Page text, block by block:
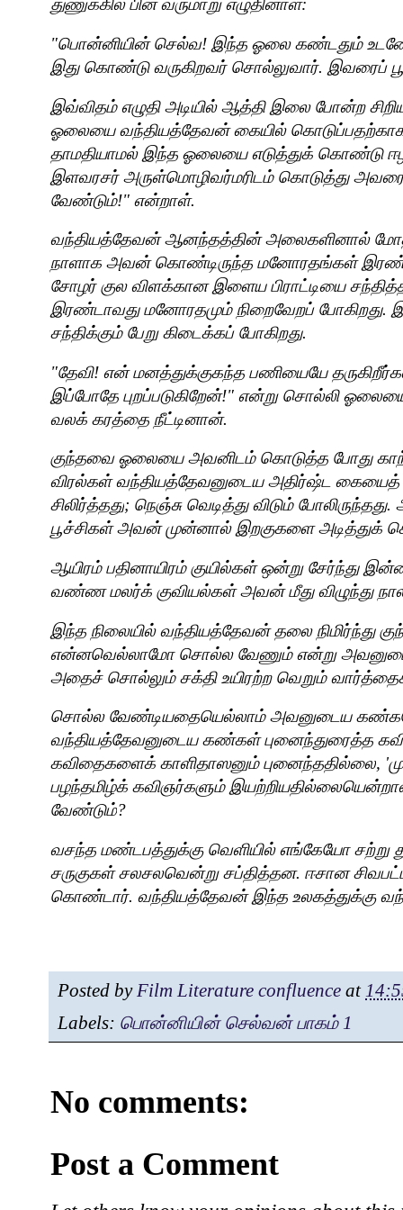
துணுக்கில் பின் வருமாறு எழுதினாள்:
"பொன்னியின் செல்வ! இந்த ஓலை கண்டதும் உடனே
இது கொண்டு வருகிறவர் சொல்லுவார். இவரைப்
இவ்விதம் எழுதி அடியில் ஆத்தி இலை போன்ற
ஓலையை வந்தியத்தேவன் கையில் கொடுப்பதற்காக
தாமதியாமல் இந்த ஓலையை எடுத்துக் கொண்டு
இளவரசர் அருள்மொழிவர்மரிடம் கொடுத்து
வேண்டும்!" என்றாள்.
வந்தியத்தேவன் ஆனந்தத்தின் அலைகளினால்
நாளாக அவன் கொண்டிருந்த மனோரதங்கள்
சோழர் குல விளக்கான இளைய பிராட்டியை
இரண்டாவது மனோரதமும் நிறைவேறப்
சந்திக்கும் பேறு கிடைக்கப் போகிறது.
"தேவி! என் மனத்துக்குகந்த பணியையே
இப்போதே புறப்படுகிறேன்!" என்று சொல்லி
வலக் கரத்தை நீட்டினான்.
குந்தவை ஓலையை அவனிடம் கொடுத்த போது
விரல்கள் வந்தியத்தேவனுடைய அதிர்ஷ்ட
சிலிர்த்தது; நெஞ்சு வெடித்து விடும் போலிருந்தது.
பூச்சிகள் அவன் முன்னால் இறகுகளை அடித்துக்
ஆயிரம் பதினாயிரம் குயில்கள் ஒன்று சேர்ந்து
வண்ண மலர்க் குவியல்கள் அவன் மீது விழுந்து
இந்த நிலையில் வந்தியத்தேவன் தலை நிமிர்ந்து
என்னவெல்லாமோ சொல்ல வேணும் என்று
அதைச் சொல்லும் சக்தி உயிரற்ற வெறும்
சொல்ல வேண்டியதையெல்லாம் அவனுடைய
வந்தியத்தேவனுடைய கண்கள் புனைந்துரைத்த
கவிதைகளைக் காளிதாஸனும் புனைந்ததில்லை, '
பழந்தமிழ்க் கவிஞர்களும்
வேண்டும்?
வசந்த மண்டபத்துக்கு வெளியில் எங்கேயோ சற்று
சருகுகள் சலசலவென்று சப்தித்தன. ஈசான
கொண்டார். வந்தியத்தேவன் இந்த உலகத்துக்கு
Posted by Film Literature confluence at
Labels: பொன்னியின் செல்வன் பாகம் 1
No comments:
Post a Comment